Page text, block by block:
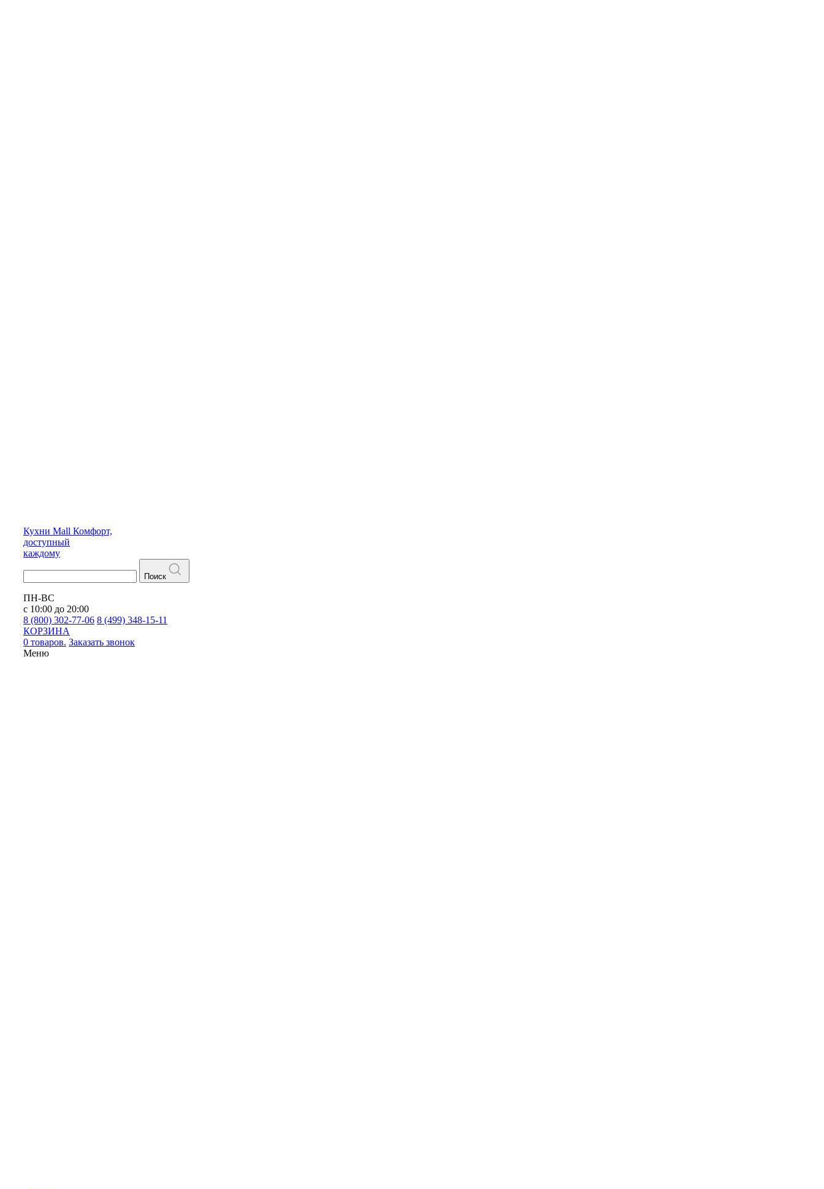
Кухни Mall Комфорт,
доступный
каждому
Поиск
ПН-ВС
с 10:00 до 20:00
8 (800) 302-77-06 8 (499) 348-15-11
КОРЗИНА
0 товаров. Заказать звонок
Меню